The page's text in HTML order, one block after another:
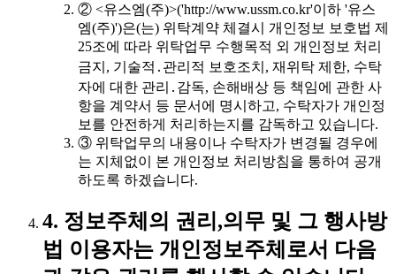
② <유스엠(주)>('http://www.ussm.co.kr'이하 '유스
엠(주)')은(는) 위탁계약 체결시 개인정보 보호법 제
25조에 따라 위탁업무 수행목적 외 개인정보 처리
금지, 기술적․관리적 보호조치, 재위탁 제한, 수탁
자에 대한 관리․감독, 손해배상 등 책임에 관한 사
항을 계약서 등 문서에 명시하고, 수탁자가 개인정
보를 안전하게 처리하는지를 감독하고 있습니다.
③ 위탁업무의 내용이나 수탁자가 변경될 경우에
는 지체없이 본 개인정보 처리방침을 통하여 공개
하도록 하겠습니다.
4. 정보주체의 권리,의무 및 그 행사방
법 이용자는 개인정보주체로서 다음